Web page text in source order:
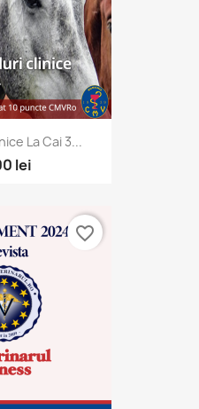
La Cai 3...
lei
favorite_border